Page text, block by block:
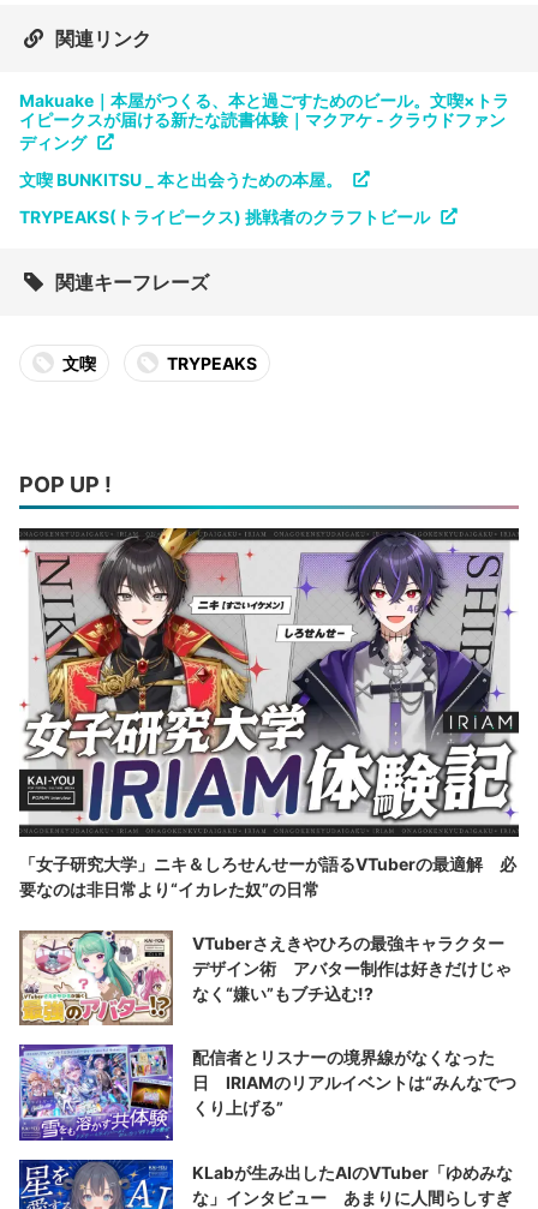
関連リンク
Makuake｜本屋がつくる、本と過ごすためのビール。文喫×トラ
イピークスが届ける新たな読書体験｜マクアケ - クラウドファン
ディング
文喫 BUNKITSU _ 本と出会うための本屋。
TRYPEAKS(トライピークス) 挑戦者のクラフトビール
関連キーフレーズ
文喫 TRYPEAKS
POP UP !
「女子研究大学」ニキ＆しろせんせーが語るVTuberの最適解 必
要なのは非日常より“イカレた奴”の日常
VTuberさえきやひろの最強キャラクター
デザイン術 アバター制作は好きだけじゃ
なく“嫌い”もブチ込む!?
配信者とリスナーの境界線がなくなった
日 IRIAMのリアルイベントは“みんなでつ
くり上げる”
KLabが生み出したAIのVTuber「ゆめみな
な」インタビュー あまりに人間らしすぎ